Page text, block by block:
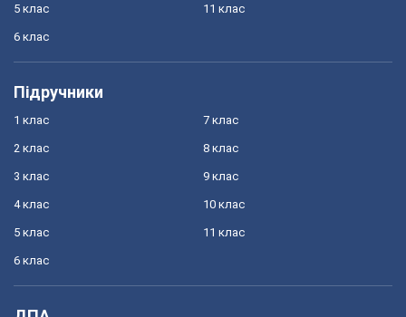
5 клас
6 клас
11 клас
Підручники
1 клас
2 клас
3 клас
4 клас
5 клас
6 клас
7 клас
8 клас
9 клас
10 клас
11 клас